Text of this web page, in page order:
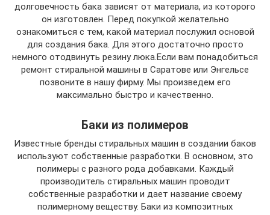
долговечность бака зависят от материала, из которого
он изготовлен. Перед покупкой желательно
ознакомиться с тем, какой материал послужил основой
для создания бака. Для этого достаточно просто
немного отодвинуть резину люка.Если вам понадобиться
ремонт стиральной машины в Саратове или Энгельсе
позвоните в нашу фирму. Мы произведем его
максимально быстро и качественно.
Баки из полимеров
Известные бренды стиральных машин в создании баков
используют собственные разработки. В основном, это
полимеры с разного рода добавками. Каждый
производитель стиральных машин проводит
собственные разработки и дает название своему
полимерному веществу. Баки из композитных